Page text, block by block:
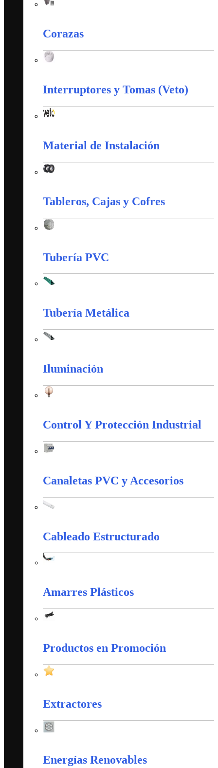
Corazas
Interruptores y Tomas (Veto)
Material de Instalación
Tableros, Cajas y Cofres
Tubería PVC
Tubería Metálica
Iluminación
Control Y Protección Industrial
Canaletas PVC y Accesorios
Cableado Estructurado
Amarres Plásticos
Productos en Promoción
Extractores
Energías Renovables